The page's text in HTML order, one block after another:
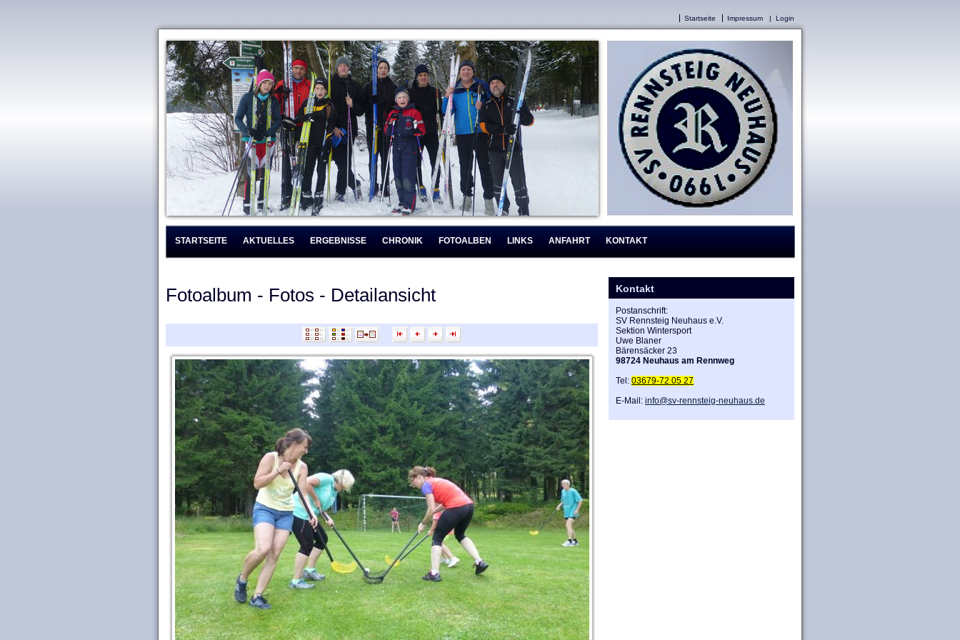
Startseite Impressum | Login
STARTSEITE AKTUELLES ERGEBNISSE CHRONIK FOTOALBEN LINKS ANFAHRT KONTAKT
Fotoalbum - Fotos - Detailansicht Kontakt
Postanschrift:
SV Rennsteig Neuhaus e.V.
Sektion Wintersport
Uwe Blaner
Bärensäcker 23
98724 Neuhaus am Rennweg
Tel: 03679-72 05 27
E-Mail: info@sv-rennsteig-neuhaus.de